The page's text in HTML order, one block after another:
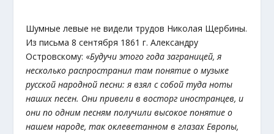
Шумные левые не видели трудов Николая Щербины.
Из письма 8 сентября 1861 г. Александру
Островскому: «Будучи этого года заграницей, я
несколько распространил там понятие о музыке
русской народной песни: я взял с собой туда ноты
наших песен. Они привели в восторг иностранцев, и
они по одним песням получили высокое понятие о
нашем народе, так оклеветанном в глазах Европы,